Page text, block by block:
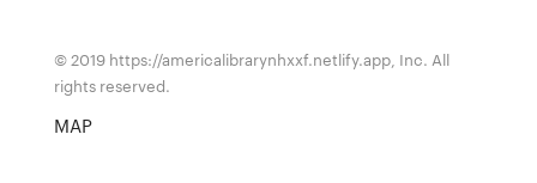
© 2019 https://americalibrarynhxxf.netlify.app, Inc. All
rights reserved.
MAP